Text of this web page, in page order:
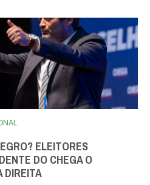
ELEITORES
DO CHEGA O
DIREITA